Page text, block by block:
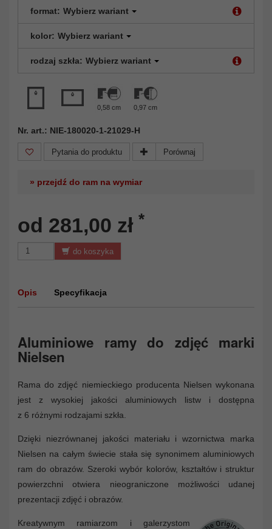
format: Wybierz wariant
kolor: Wybierz wariant
rodzaj szkła: Wybierz wariant
0,58 cm 0,97 cm
Nr. art.: NIE-180020-1-21029-H
Pytania do produktu Porównaj
» przejdź do ram na wymiar
od 281,00 zł *
do koszyka
Opis Specyfikacja
Aluminiowe ramy do zdjęć marki
Nielsen
Rama do zdjęć niemieckiego producenta Nielsen wykonana
jest z wysokiej jakości aluminiowych listw i dostępna
z 6 różnymi rodzajami szkła.
Dzięki niezrównanej jakości materiału i wzornictwa marka
Nielsen na całym świecie stała się synonimem aluminiowych
ram do obrazów. Szeroki wybór kolorów, kształtów i struktur
powierzchni otwiera nieograniczone możliwości udanej
prezentacji zdjęć i obrazów.
Kreatywnym ramiarzom i galerzystom